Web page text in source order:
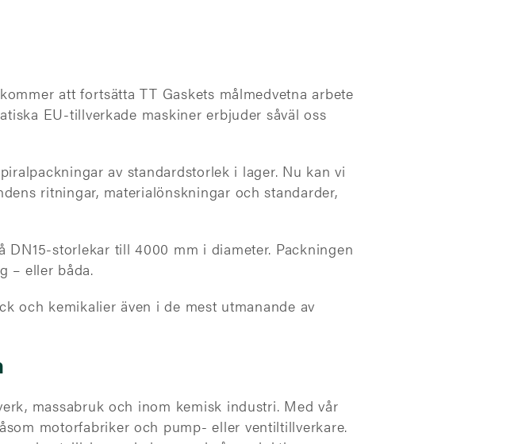
att fortsätta TT Gaskets målmedvetna arbete
EU-tillverkade maskiner erbjuder såväl oss
av standardstorlek i lager. Nu kan vi
ritningar, materialönskningar och standarder,
storlekar till 4000 mm i diameter. Packningen
– eller båda.
och kemikalier även i de mest utmanande av
massabruk och inom kemisk industri. Med vår
motorfabriker och pump- eller ventiltillverkare.